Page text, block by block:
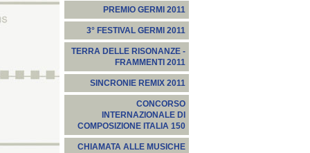
PREMIO GERMI 2011
3° FESTIVAL GERMI 2011
TERRA DELLE RISONANZE -
FRAMMENTI 2011
SINCRONIE REMIX 2011
CONCORSO
INTERNAZIONALE DI
COMPOSIZIONE ITALIA 150
CHIAMATA ALLE MUSICHE